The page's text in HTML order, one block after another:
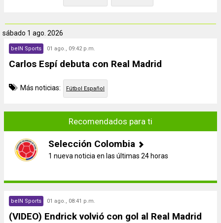
sábado 1 ago. 2026
beIN Sports 01 ago., 09:42 p.m.
Carlos Espí debuta con Real Madrid
Más noticias: Fútbol Español
Recomendados para ti
Selección Colombia
1 nueva noticia en las últimas 24 horas
beIN Sports 01 ago., 08:41 p.m.
(VIDEO) Endrick volvió con gol al Real Madrid